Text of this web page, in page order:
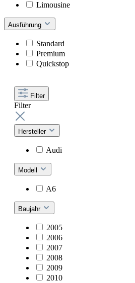
Limousine
Ausführung
Standard
Premium
Quickstop
Filter
Filter
Hersteller
Audi
Modell
A6
Baujahr
2005
2006
2007
2008
2009
2010